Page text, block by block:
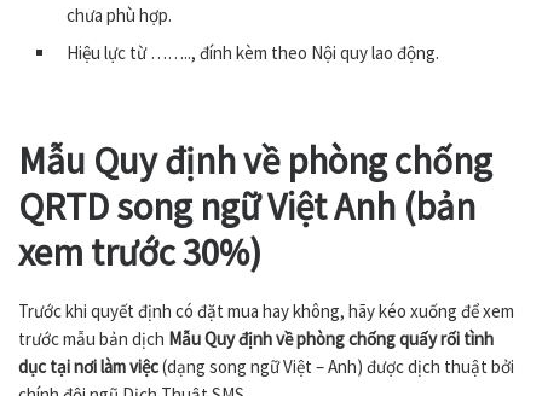
chưa phù hợp.
Hiệu lực từ …….., đính kèm theo Nội quy lao động.
Mẫu Quy định về phòng chống
QRTDsong ngữ Việt Anh (bản
xem trước 30%)
Trước khi quyết định có đặt mua hay không, hãy kéo xuống để xem
trước mẫu bản dịch Mẫu Quy định về phòng chống quấy rối tình
dục tại nơi làm việc(dạng song ngữ Việt – Anh) được dịch thuật bởi